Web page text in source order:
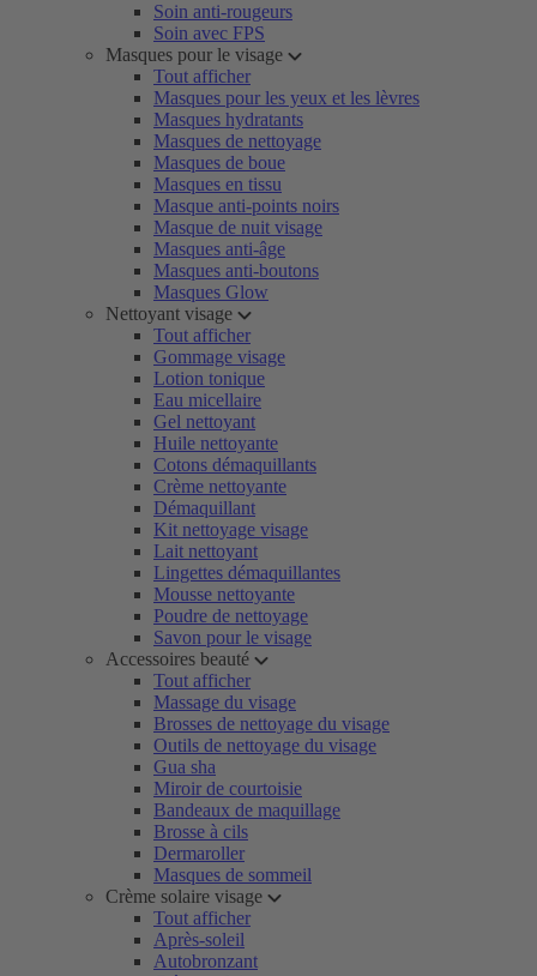
Soin anti-rougeurs
Soin avec FPS
Masques pour le visage
Tout afficher
Masques pour les yeux et les lèvres
Masques hydratants
Masques de nettoyage
Masques de boue
Masques en tissu
Masque anti-points noirs
Masque de nuit visage
Masques anti-âge
Masques anti-boutons
Masques Glow
Nettoyant visage
Tout afficher
Gommage visage
Lotion tonique
Eau micellaire
Gel nettoyant
Huile nettoyante
Cotons démaquillants
Crème nettoyante
Démaquillant
Kit nettoyage visage
Lait nettoyant
Lingettes démaquillantes
Mousse nettoyante
Poudre de nettoyage
Savon pour le visage
Accessoires beauté
Tout afficher
Massage du visage
Brosses de nettoyage du visage
Outils de nettoyage du visage
Gua sha
Miroir de courtoisie
Bandeaux de maquillage
Brosse à cils
Dermaroller
Masques de sommeil
Crème solaire visage
Tout afficher
Après-soleil
Autobronzant